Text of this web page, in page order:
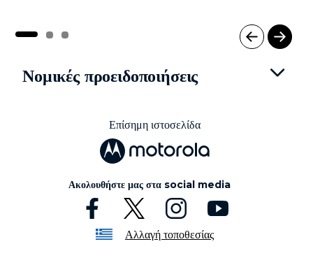
Νομικές προειδοποιήσεις
Επίσημη ιστοσελίδα
Ακολουθήστε μας στα social media
Αλλαγή τοποθεσίας